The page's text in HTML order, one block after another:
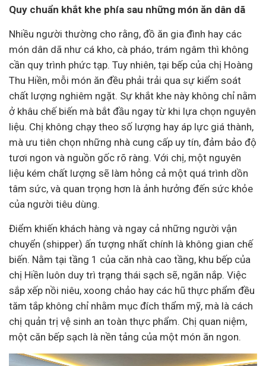
Quy chuẩn khắt khe phía sau những món ăn dân dã
Nhiều người thường cho rằng, đồ ăn gia đình hay các
món dân dã như cá kho, cà pháo, trám ngâm thì không
cần quy trình phức tạp. Tuy nhiên, tại bếp của chị Hoàng
Thu Hiền, mỗi món ăn đều phải trải qua sự kiểm soát
chất lượng nghiêm ngặt. Sự khắt khe này không chỉ nằm
ở khâu chế biến mà bắt đầu ngay từ khi lựa chọn nguyên
liệu. Chị không chạy theo số lượng hay áp lực giá thành,
mà ưu tiên chọn những nhà cung cấp uy tín, đảm bảo độ
tươi ngon và nguồn gốc rõ ràng. Với chị, một nguyên
liệu kém chất lượng sẽ làm hỏng cả một quá trình dồn
tâm sức, và quan trọng hơn là ảnh hưởng đến sức khỏe
của người tiêu dùng.
Điểm khiến khách hàng và ngay cả những người vận
chuyển (shipper) ấn tượng nhất chính là không gian chế
biến. Nằm tại tầng 1 của căn nhà cao tầng, khu bếp của
chị Hiền luôn duy trì trạng thái sạch sẽ, ngăn nắp. Việc
sắp xếp nồi niêu, xoong chảo hay các hũ thực phẩm đều
tăm tắp không chỉ nhằm mục đích thẩm mỹ, mà là cách
chị quản trị vệ sinh an toàn thực phẩm. Chị quan niệm,
một căn bếp sạch là nền tảng của một món ăn ngon.